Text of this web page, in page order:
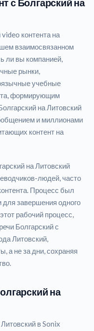
с Болгарский на
контента на
взаимосвязанном
ли вы компанией,
рынки,
учебные
формирующим
на Литовский
и миллионами
контент на
на Литовский
людей, часто
Процесс был
завершения одного
рабочий процесс,
Болгарский с
Литовский,
а не за дни, сохраняя
на
в Sonix